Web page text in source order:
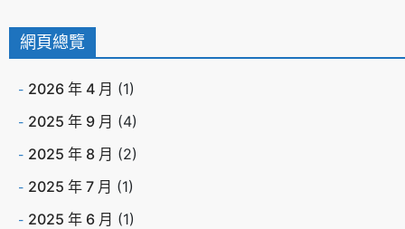
網頁總覽
2026 年 4 月 (1)
2025 年 9 月 (4)
2025 年 8 月 (2)
2025 年 7 月 (1)
2025 年 6 月 (1)